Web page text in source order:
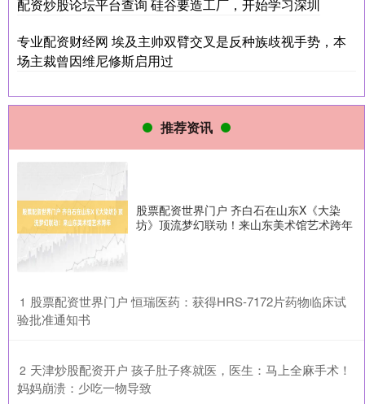
配资炒股论坛平台查询 硅谷要造工厂，开始学习深圳
专业配资财经网 埃及主帅双臂交叉是反种族歧视手势，本
场主裁曾因维尼修斯启用过
推荐资讯
股票配资世界门户 齐白石在山东X《大染
坊》顶流梦幻联动！来山东美术馆艺术跨年
1 ​股票配资世界门户 恒瑞医药：获得HRS-7172片药物临床试
验批准通知书
2 ​天津炒股配资开户 孩子肚子疼就医，医生：马上全麻手术！
妈妈崩溃：少吃一物导致